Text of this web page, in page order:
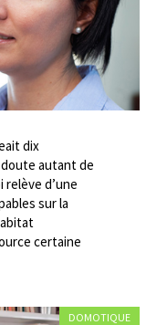
dix
autant de
d’une
sur la
certaine
DOMOTIQUE